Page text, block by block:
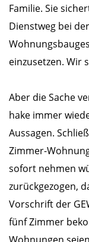
Familie. Sie
Dienstweg bei
einzusetzen. Wir
Aber die Sache
hake immer
Aussagen.
Zimmer-
sofort nehmen
zurückgezogen,
Vorschrift der
fünf Zimmer